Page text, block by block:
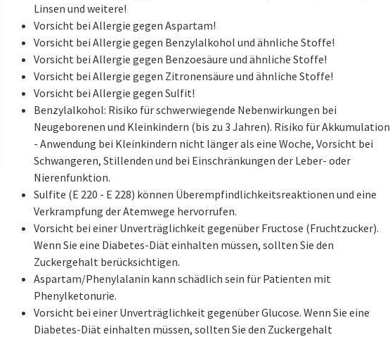
Linsen und weitere!
Vorsicht bei Allergie gegen Aspartam!
Vorsicht bei Allergie gegen Benzylalkohol und ähnliche Stoffe!
Vorsicht bei Allergie gegen Benzoesäure und ähnliche Stoffe!
Vorsicht bei Allergie gegen Zitronensäure und ähnliche Stoffe!
Vorsicht bei Allergie gegen Sulfit!
Benzylalkohol: Risiko für schwerwiegende Nebenwirkungen bei
Neugeborenen und Kleinkindern (bis zu 3 Jahren). Risiko für Akkumulation
- Anwendung bei Kleinkindern nicht länger als eine Woche, Vorsicht bei
Schwangeren, Stillenden und bei Einschränkungen der Leber- oder
Nierenfunktion.
Sulfite (E 220 - E 228) können Überempfindlichkeitsreaktionen und eine
Verkrampfung der Atemwege hervorrufen.
Vorsicht bei einer Unverträglichkeit gegenüber Fructose (Fruchtzucker).
Wenn Sie eine Diabetes-Diät einhalten müssen, sollten Sie den
Zuckergehalt berücksichtigen.
Aspartam/Phenylalanin kann schädlich sein für Patienten mit
Phenylketonurie.
Vorsicht bei einer Unverträglichkeit gegenüber Glucose. Wenn Sie eine
Diabetes-Diät einhalten müssen, sollten Sie den Zuckergehalt